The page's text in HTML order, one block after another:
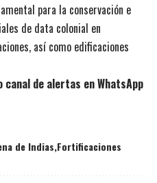
para la conservación e
de data colonial en
así como edificaciones
canal de alertas en WhatsApp
de Indias Fortificaciones